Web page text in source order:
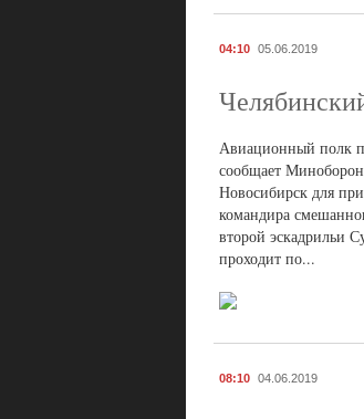
04:10 05.06.2019
Авиационный полк
сообщает
Новосибирск для
командира
второй эскадрильи
проходит по...
08:10 04.06.2019